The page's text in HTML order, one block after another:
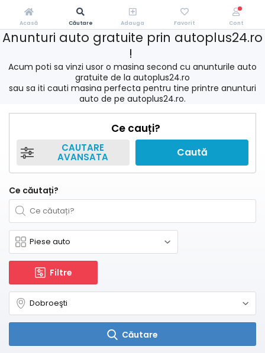
Anunturi auto gratuite prin autoplus24.ro
!
Acum poti sa vinzi usor o masina second cu anunturile auto
gratuite de la autoplus24.ro
sau sa iti cauti masina perfecta pentru tine printre anunturi
auto de pe autoplus24.ro.
Ce cauți?
CAUTARE
AVANSATA Caută
Ce căutați?
Filtre
Căutare
Acasă Căutare Adauga Favorit Cont